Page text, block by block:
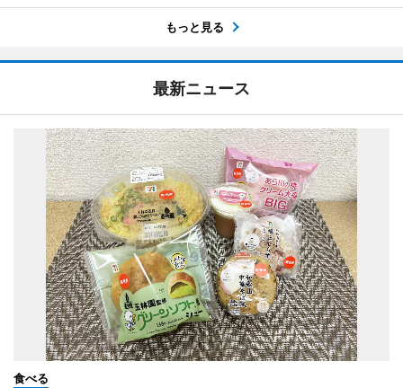
もっと見る
最新ニュース
食べる